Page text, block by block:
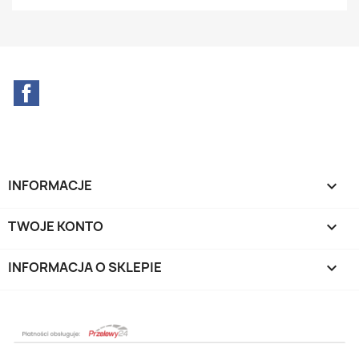
INFORMACJE 
TWOJE KONTO 
INFORMACJA O SKLEPIE keyboard_arrow_down